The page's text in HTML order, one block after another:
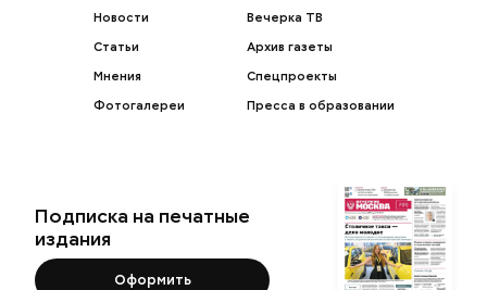
Новости
Статьи
Мнения
Фотогалереи
Вечерка ТВ
Архив газеты
Спецпроекты
Пресса в образовании
Подписка на печатные
издания
Оформить